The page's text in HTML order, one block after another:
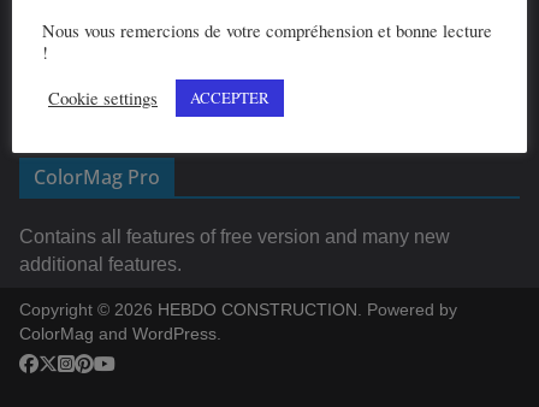
We love WordPress and we are here to provide you with
take your website one step ahead. We focus on simplicity,
ColorMag Pro
Contains all features of free version and many new
additional features.
Copyright © 2026 HEBDO CONSTRUCTION . Powered by
ColorMag and WordPress
Nous vous remercions de votre compréhension et bonne lecture
!
Cookie settings
ACCEPTER